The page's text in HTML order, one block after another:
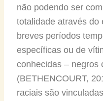
não podendo ser
totalidade através do
breves períodos
específicas ou de
conhecidas – negros
(BETHENCOURT,
raciais são